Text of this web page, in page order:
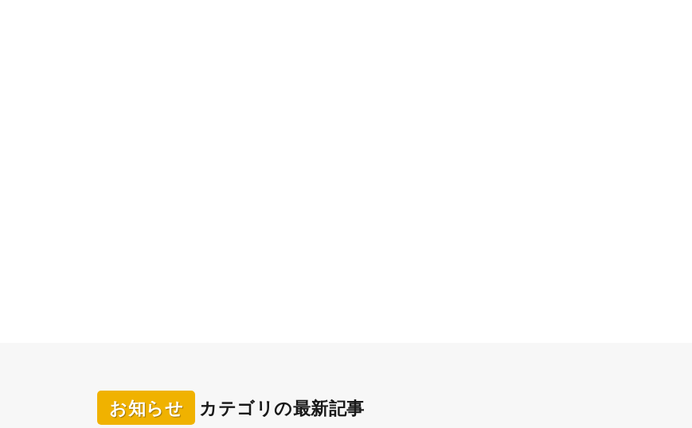
お知らせ カテゴリの最新記事